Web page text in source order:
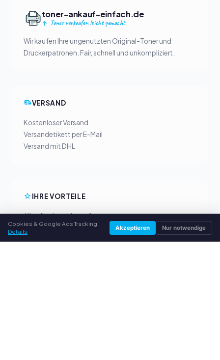
toner-ankauf-einfach.de
Toner verkaufen leicht gemacht
Wir kaufen Ihre ungenutzten Original-Toner und
Druckerpatronen. Fair, schnell und unkompliziert.
VERSAND
Kostenloser Versand
Versandetikett per E-Mail
Versand mit DHL
IHRE VORTEILE
Alle gängigen Hersteller
Faire Ankaufpreise
Cookies & Google Ads Tracking.
Details
Akzeptieren Nur notwendige